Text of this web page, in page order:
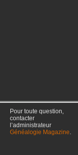
Pour toute question,
contacter
l’administrateur
Généalogie Magazine.